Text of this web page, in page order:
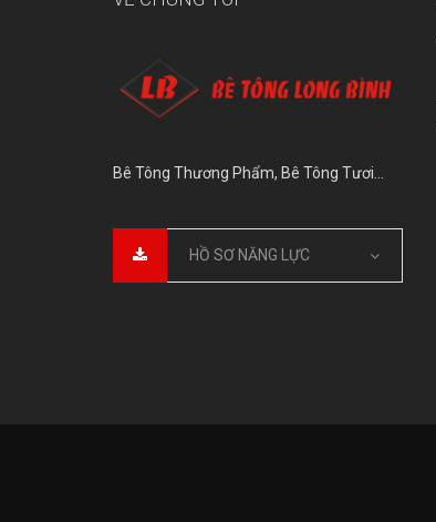
Bê Tông Thương Phẩm, Bê Tông Tươi…
HỒ SƠ NĂNG LỰC